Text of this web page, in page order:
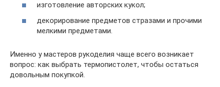
изготовление авторских кукол;
декорирование предметов стразами и прочими
мелкими предметами.
Именно у мастеров рукоделия чаще всего возникает
вопрос: как выбрать термопистолет, чтобы остаться
довольным покупкой.